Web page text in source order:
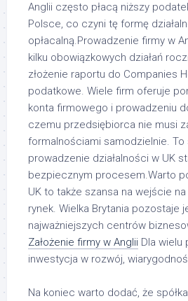
Anglii często płacą niższy
Polsce, co czyni tę formę
opłacalną.Prowadzenie firmy w
kilku obowiązkowych działań
złożenie raportu do Companies
podatkowe. Wiele firm oferuje
konta firmowego i prowadzeniu
czemu przedsiębiorca nie musi
formalnościami samodzielnie. To
prowadzenie działalności w UK
bezpiecznym procesem.Warto
UK to także szansa na wejście
rynek. Wielka Brytania pozostaje
najważniejszych centrów
Założenie firmy w Anglii Dla wielu
inwestycja w rozwój,
Na koniec warto dodać, że